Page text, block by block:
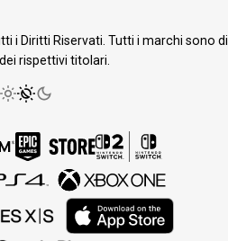
i Diritti Riservati. Tutti i marchi sono di
rispettivi titolari.